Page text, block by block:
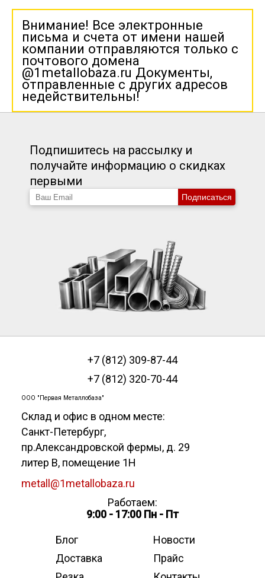
Внимание! Все электронные
письма и счета от имени нашей
компании отправляются только с
почтового домена
@1metallobaza.ru Документы,
отправленные с других адресов
недействительны!
Подпишитесь на рассылку и
получайте информацию о скидках
первыми
Подписаться
+7 (812) 309-87-44
+7 (812) 320-70-44
ООО "Первая Металлобаза"
Склад и офис в одном месте:
Санкт-Петербург,
пр.Александровской фермы, д. 29
литер В, помещение 1Н
metall@1metallobaza.ru
Работаем:
9:00 - 17:00 Пн - Пт
Блог
Новости
Доставка
Прайс